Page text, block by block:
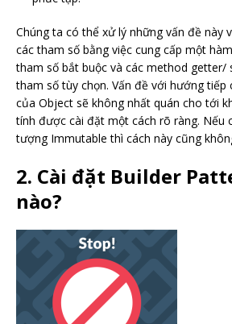
Chúng ta có thể xử lý những vấn đề này
các tham số bằng việc cung cấp một
tham số bắt buộc và các method getter/
tham số tùy chọn. Vấn đề với hướng tiếp
của Object sẽ không nhất quán cho tới
tính được cài đặt một cách rõ ràng. Nếu
tượng Immutable thì cách này cũng
2. Cài đặt Builder
nào?